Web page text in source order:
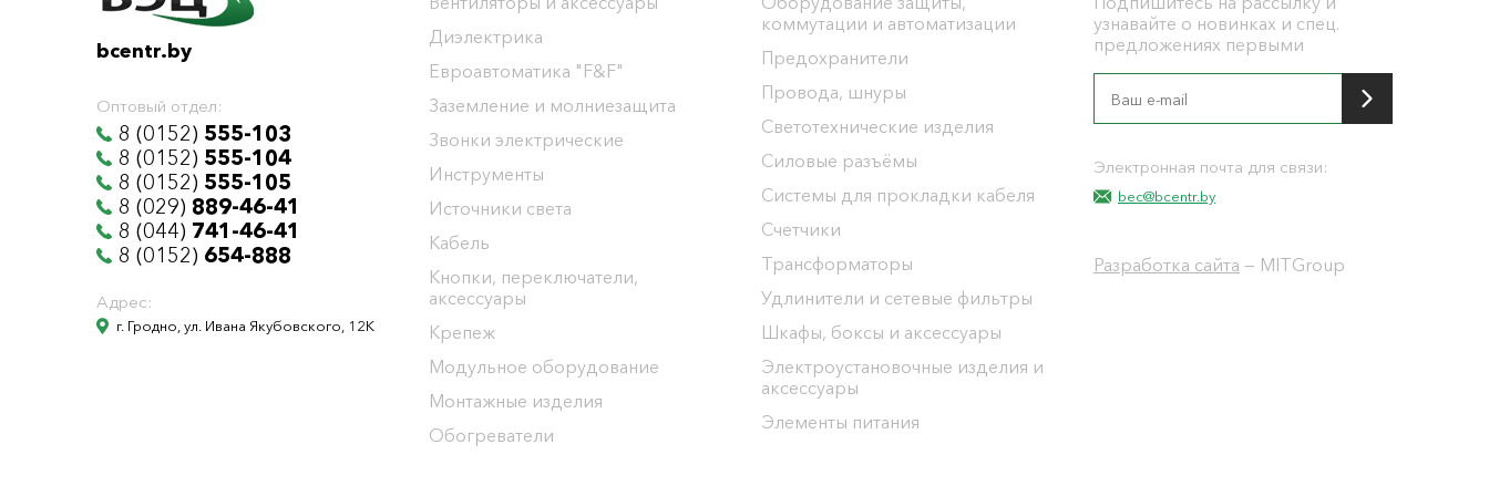
bcentr.by
Оптовый отдел:
8 (0152) 555-103
8 (0152) 555-104
8 (0152) 555-105
8 (029) 889-46-41
8 (044) 741-46-41
8 (0152) 654-888
Адрес:
г. Гродно, ул. Ивана Якубовского, 12К
Диэлектрика
Евроавтоматика "F&F"
Заземление и молниезащита
Звонки электрические
Инструменты
Источники света
Кабель
Кнопки, переключатели,
аксессуары
Крепеж
Модульное оборудование
Монтажные изделия
Обогреватели
коммутации и автоматизации
Предохранители
Провода, шнуры
Светотехнические изделия
Силовые разъёмы
Системы для прокладки кабеля
Счетчики
Трансформаторы
Удлинители и сетевые фильтры
Шкафы, боксы и аксессуары
Электроустановочные изделия и
аксессуары
Элементы питания
узнавайте о новинках и спец.
предложениях первыми
Электронная почта для связи:
bec@bcentr.by
Разработка сайта — MITGroup